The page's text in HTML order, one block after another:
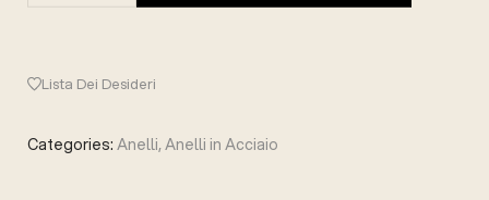
Lista Dei Desideri
Categories: Anelli,Anelli in Acciaio